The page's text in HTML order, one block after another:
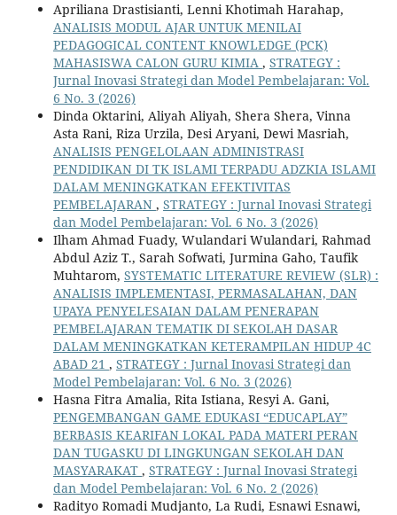
Apriliana Drastisianti, Lenni Khotimah Harahap,
ANALISIS MODUL AJAR UNTUK MENILAI
PEDAGOGICAL CONTENT KNOWLEDGE (PCK)
MAHASISWA CALON GURU KIMIA , STRATEGY :
Jurnal Inovasi Strategi dan Model Pembelajaran: Vol.
6 No. 3 (2026)
Dinda Oktarini, Aliyah Aliyah, Shera Shera, Vinna
Asta Rani, Riza Urzila, Desi Aryani, Dewi Masriah,
ANALISIS PENGELOLAAN ADMINISTRASI
PENDIDIKAN DI TK ISLAMI TERPADU ADZKIA ISLAMI
DALAM MENINGKATKAN EFEKTIVITAS
PEMBELAJARAN , STRATEGY : Jurnal Inovasi Strategi
dan Model Pembelajaran: Vol. 6 No. 3 (2026)
Ilham Ahmad Fuady, Wulandari Wulandari, Rahmad
Abdul Aziz T., Sarah Sofwati, Jurmina Gaho, Taufik
Muhtarom, SYSTEMATIC LITERATURE REVIEW (SLR) :
ANALISIS IMPLEMENTASI, PERMASALAHAN, DAN
UPAYA PENYELESAIAN DALAM PENERAPAN
PEMBELAJARAN TEMATIK DI SEKOLAH DASAR
DALAM MENINGKATKAN KETERAMPILAN HIDUP 4C
ABAD 21 , STRATEGY : Jurnal Inovasi Strategi dan
Model Pembelajaran: Vol. 6 No. 3 (2026)
Hasna Fitra Amalia, Rita Istiana, Resyi A. Gani,
PENGEMBANGAN GAME EDUKASI “EDUCAPLAY”
BERBASIS KEARIFAN LOKAL PADA MATERI PERAN
DAN TUGASKU DI LINGKUNGAN SEKOLAH DAN
MASYARAKAT , STRATEGY : Jurnal Inovasi Strategi
dan Model Pembelajaran: Vol. 6 No. 2 (2026)
Radityo Romadi Mudjanto, La Rudi, Esnawi Esnawi,